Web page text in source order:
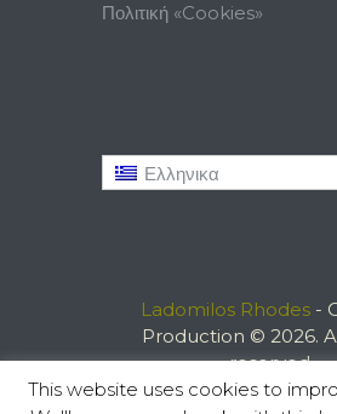
Πολιτική «Cookies»
Ελληνικα
Ladomilos Rhodes -
Production © 2026.
reserved.
This website uses cookies to